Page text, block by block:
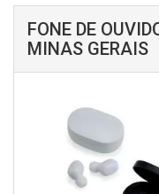
FONE DE
MINAS GERAIS